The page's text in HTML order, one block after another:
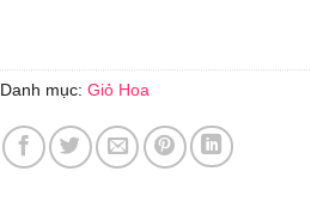
Danh mục: Giỏ Hoa